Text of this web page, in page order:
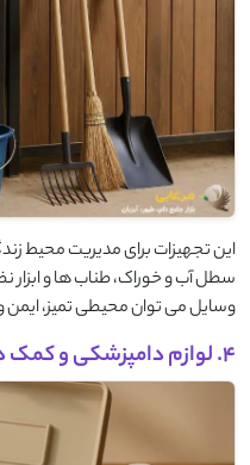
این تجهیزات برای مدیریت محیط
سطل آب و خوراک، طناب ‌ها و ابزار
وسایل می ‌توان محیطی تمیز، ایمن
4. لوازم دامپزشکی و کمک ‌های اولیه